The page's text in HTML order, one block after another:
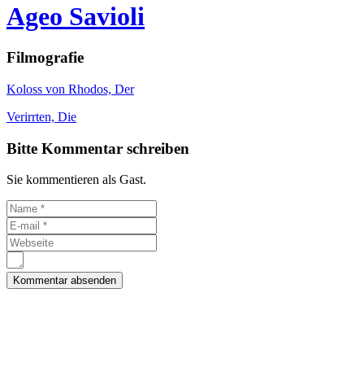
Ageo Savioli
Filmografie
Koloss von Rhodos, Der
Verirrten, Die
Bitte Kommentar schreiben
Sie kommentieren als Gast.